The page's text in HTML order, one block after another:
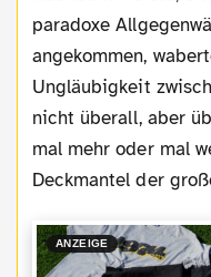
paradoxe
angekommen,
Ungläubigkeit
nicht überall, aber
mal mehr oder mal
Deckmantel der
ANZEIGE